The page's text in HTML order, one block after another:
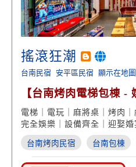
搖滾狂潮
台南民宿 安平區民宿 顯示在地
【台南烤肉電梯包棟 -
電梯｜電玩｜麻將桌｜烤肉｜
完全娛樂｜設備齊全｜迎娶婚
公司旅遊
台南烤肉民宿 台南包棟